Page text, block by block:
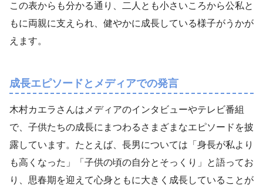
この表からも分かる通り、二人とも小さいころから公私と
もに両親に支えられ、健やかに成長している様子がうかが
えます。
成長エピソードとメディアでの発言
木村カエラさんはメディアのインタビューやテレビ番組
で、子供たちの成長にまつわるさまざまなエピソードを披
露しています。たとえば、長男については「身長が私より
も高くなった」「子供の頃の自分とそっくり」と語ってお
り、思春期を迎えて心身ともに大きく成長していることが